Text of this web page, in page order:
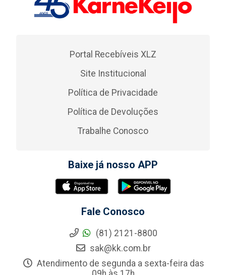
Portal Recebíveis XLZ
Site Institucional
Política de Privacidade
Política de Devoluções
Trabalhe Conosco
Baixe já nosso APP
Fale Conosco
(81) 2121-8800
sak@kk.com.br
Atendimento de segunda a sexta-feira das